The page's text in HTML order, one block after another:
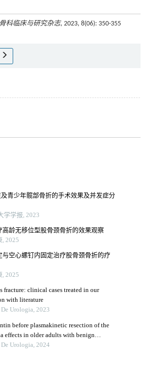
骨科临床与研究杂志, 2023, 8(06): 350-355